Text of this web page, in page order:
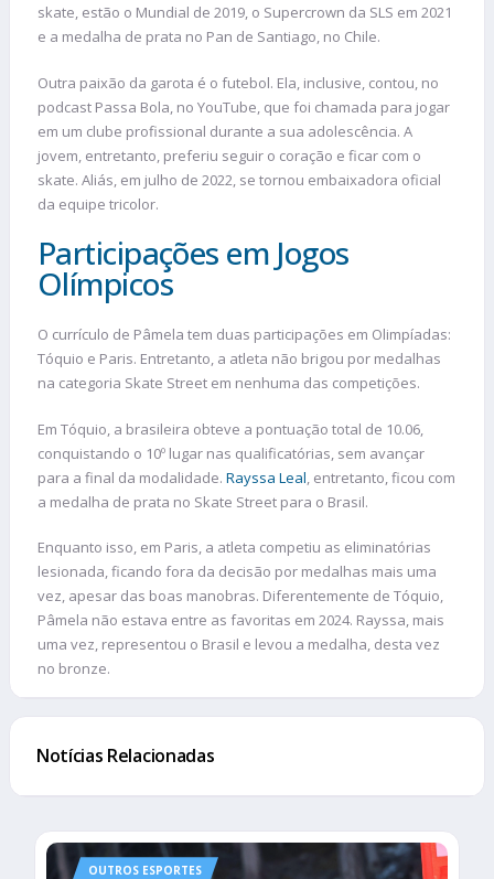
skate, estão o Mundial de 2019, o Supercrown da SLS em 2021
e a medalha de prata no Pan de Santiago, no Chile.
Outra paixão da garota é o futebol. Ela, inclusive, contou, no
podcast Passa Bola, no YouTube, que foi chamada para jogar
em um clube profissional durante a sua adolescência. A
jovem, entretanto, preferiu seguir o coração e ficar com o
skate. Aliás, em julho de 2022, se tornou embaixadora oficial
da equipe tricolor.
Participações em Jogos
Olímpicos
O currículo de Pâmela tem duas participações em Olimpíadas:
Tóquio e Paris. Entretanto, a atleta não brigou por medalhas
na categoria Skate Street em nenhuma das competições.
Em Tóquio, a brasileira obteve a pontuação total de 10.06,
conquistando o 10º lugar nas qualificatórias, sem avançar
para a final da modalidade. Rayssa Leal, entretanto, ficou com
a medalha de prata no Skate Street para o Brasil.
Enquanto isso, em Paris, a atleta competiu as eliminatórias
lesionada, ficando fora da decisão por medalhas mais uma
vez, apesar das boas manobras. Diferentemente de Tóquio,
Pâmela não estava entre as favoritas em 2024. Rayssa, mais
uma vez, representou o Brasil e levou a medalha, desta vez
no bronze.
Notícias Relacionadas
OUTROS ESPORTES